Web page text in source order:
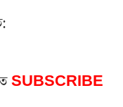
SUBSCRIBE